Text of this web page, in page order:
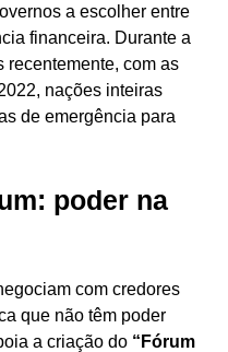
a escolher entre
financeira. Durante a
recentemente, com as
nações inteiras
de emergência para
poder na
com credores
que não têm poder
a criação do “Fórum